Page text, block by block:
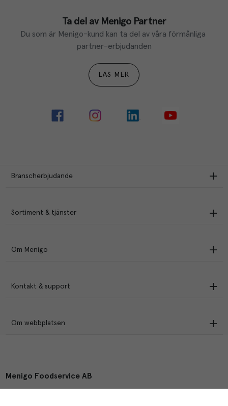
Ta del av Menigo Partner
Du som är Menigo-kund kan ta del av våra förmånliga
partner-erbjudanden
LÄS MER
Branscherbjudande
Sortiment & tjänster
Om Menigo
Kontakt & support
Om webbplatsen
Menigo Foodservice AB